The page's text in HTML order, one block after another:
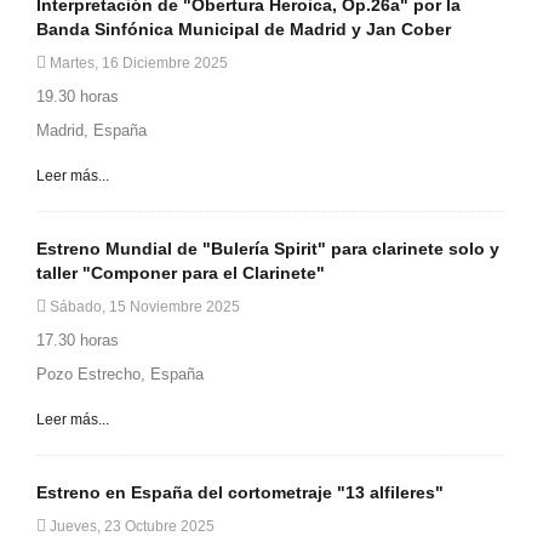
Interpretación de "Obertura Heroica, Op.26a" por la
Banda Sinfónica Municipal de Madrid y Jan Cober
Martes, 16 Diciembre 2025
19.30 horas
Madrid, España
Leer más...
Estreno Mundial de "Bulería Spirit" para clarinete solo y
taller "Componer para el Clarinete"
Sábado, 15 Noviembre 2025
17.30 horas
Pozo Estrecho, España
Leer más...
Estreno en España del cortometraje "13 alfileres"
Jueves, 23 Octubre 2025